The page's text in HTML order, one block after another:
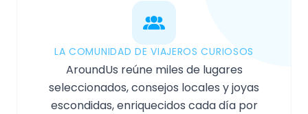
LA COMUNIDAD DE VIAJEROS CURIOSOS
AroundUs reúne miles de lugares
seleccionados, consejos locales y joyas
escondidas, enriquecidos cada día por